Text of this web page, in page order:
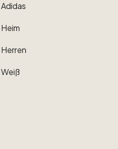
Adidas
Heim
Herren
Weiß